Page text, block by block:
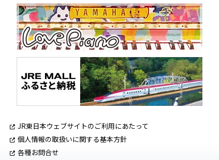
JR東日本ウェブサイトのご利用にあたって
個人情報の取扱いに関する基本方針
各種お問合せ